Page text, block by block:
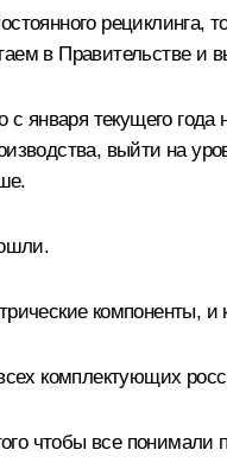
рециклинга,
в Правительстве и
с января текущего
выйти на
компоненты, и
комплектующих
чтобы все